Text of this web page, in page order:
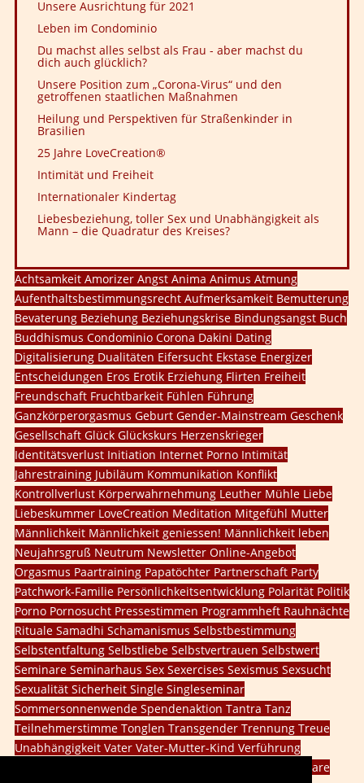
Unsere Ausrichtung für 2021
Leben im Condominio
Du machst alles selbst als Frau - aber machst du
dich auch glücklich?
Unsere Position zum „Corona-Virus“ und den
getroffenen staatlichen Maßnahmen
Heilung und Perspektiven für Straßenkinder in
Brasilien
25 Jahre LoveCreation®
Intimität und Freiheit
Internationaler Kindertag
Liebesbeziehung, toller Sex und Unabhängigkeit als
Mann – die Quadratur des Kreises?
Achtsamkeit Amorizer Angst Anima Animus Atmung
Aufenthaltsbestimmungsrecht Aufmerksamkeit Bemutterung
Bevaterung Beziehung Beziehungskrise Bindungsangst Buch
Buddhismus Condominio Corona Dakini Dating
Digitalisierung Dualitäten Eifersucht Ekstase Energizer
Entscheidungen Eros Erotik Erziehung Flirten Freiheit
Freundschaft Fruchtbarkeit Fühlen Führung
Ganzkörperorgasmus Geburt Gender-Mainstream Geschenk
Gesellschaft Glück Glückskurs Herzenskrieger
Identitätsverlust Initiation Internet Porno Intimität
Jahrestraining Jubiläum Kommunikation Konflikt
Kontrollverlust Körperwahrnehmung Leuther Mühle Liebe
Liebeskummer LoveCreation Meditation Mitgefühl Mutter
Männlichkeit Männlichkeit geniessen! Männlichkeit leben
Neujahrsgruß Neutrum Newsletter Online-Angebot
Orgasmus Paartraining Papatöchter Partnerschaft Party
Patchwork-Familie Persönlichkeitsentwicklung Polarität Politik
Porno Pornosucht Pressestimmen Programmheft Rauhnächte
Rituale Samadhi Schamanismus Selbstbestimmung
Selbstentfaltung Selbstliebe Selbstvertrauen Selbstwert
Seminare Seminarhaus Sex Sexercises Sexismus Sexsucht
Sexualität Sicherheit Single Singleseminar
Sommersonnenwende Spendenaktion Tantra Tanz
Teilnehmerstimme Tonglen Transgender Trennung Treue
Unabhängigkeit Vater Vater-Mutter-Kind Verführung
Webinare